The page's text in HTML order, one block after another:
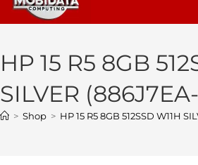
HP 15 R5 8GB
SILVER
> Shop > HP 15 R5 8GB 512SSD W11H